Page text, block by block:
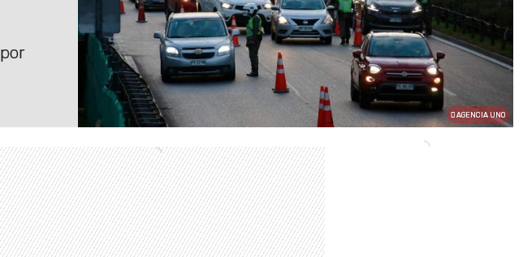
AGENCIA UNO